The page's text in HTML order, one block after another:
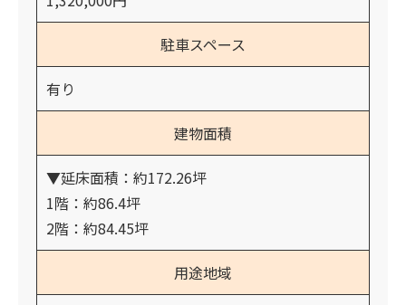
駐車スペース
有り
建物面積
▼延床面積：約172.26坪
1階：約86.4坪
2階：約84.45坪
用途地域